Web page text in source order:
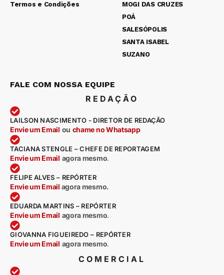
Termos e Condições
MOGI DAS CRUZES
POÁ
SALESÓPOLIS
SANTA ISABEL
SUZANO
FALE COM NOSSA EQUIPE
REDAÇÃO
LAILSON NASCIMENTO - DIRETOR DE REDAÇÃO
Envie um Email ou chame no Whatsapp
TACIANA STENGLE – CHEFE DE REPORTAGEM
Envie um Email agora mesmo.
FELIPE ALVES – REPÓRTER
Envie um Email agora mesmo.
EDUARDA MARTINS – REPÓRTER
Envie um Email agora mesmo.
GIOVANNA FIGUEIREDO – REPÓRTER
Envie um Email agora mesmo.
COMERCIAL